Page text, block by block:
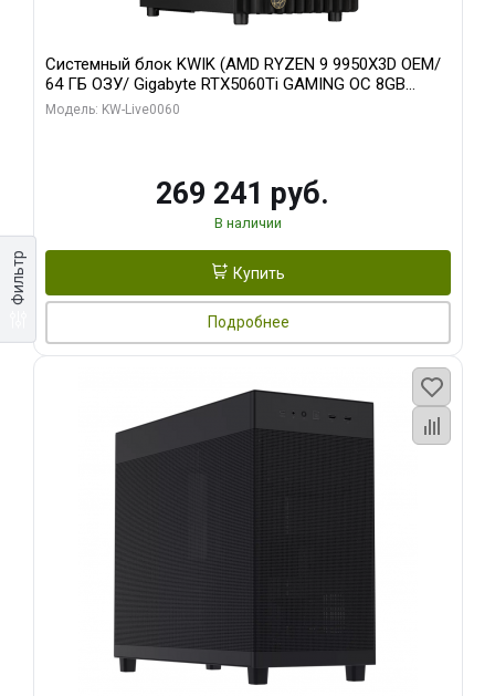
Фильтр
Системный блок KWIK (AMD RYZEN 9 9950X3D OEM/
64 ГБ ОЗУ/ Gigabyte RTX5060Ti GAMING OC 8GB
GDDR7 128bit 3xDP H/ 1 ТБ SSD)
Модель: KW-Live0060
269 241 руб.
В наличии
Купить
Подробнее